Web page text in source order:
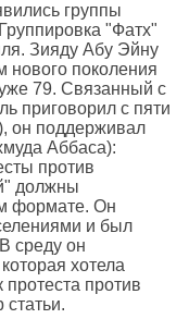
группы
"Фатх"
Зияду Абу Эйну
нового поколения
79. Связанный с
приговорил с пяти
он поддерживал
Аббаса):
против
должны
формате. Он
и был
среду он
хотела
против